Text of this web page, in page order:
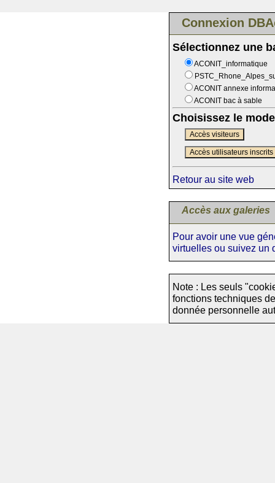
Connexion
Sélectionnez une
ACONIT_informatique
ACONIT annexe
ACONIT bac à sable
Choisissez le
Accès visiteurs
Accès utilisateurs inscrits
Retour au site web
Accès aux galeries
Pour avoir une vue
virtuelles ou suivez un
Note : Les seuls
fonctions techniques
donnée personnelle